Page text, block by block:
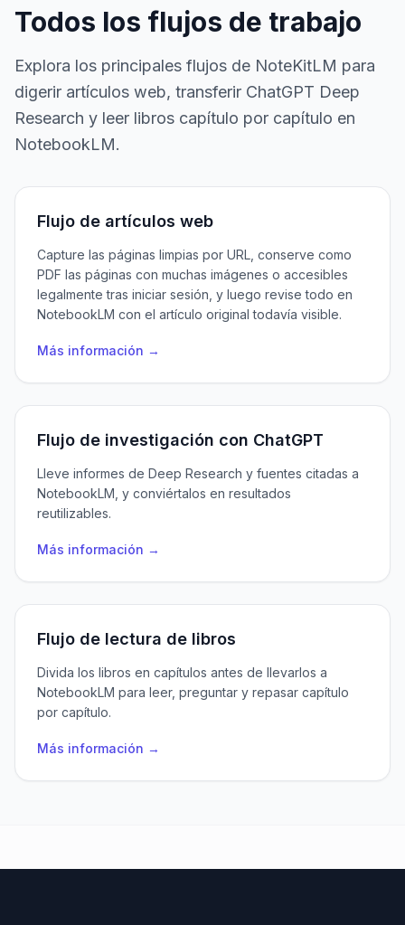
Todos los flujos de trabajo
Explora los principales flujos de NoteKitLM para
digerir artículos web, transferir ChatGPT Deep
Research y leer libros capítulo por capítulo en
NotebookLM.
Flujo de artículos web
Capture las páginas limpias por URL, conserve como
PDF las páginas con muchas imágenes o accesibles
legalmente tras iniciar sesión, y luego revise todo en
NotebookLM con el artículo original todavía visible.
Más información →
Flujo de investigación con ChatGPT
Lleve informes de Deep Research y fuentes citadas a
NotebookLM, y conviértalos en resultados
reutilizables.
Más información →
Flujo de lectura de libros
Divida los libros en capítulos antes de llevarlos a
NotebookLM para leer, preguntar y repasar capítulo
por capítulo.
Más información →